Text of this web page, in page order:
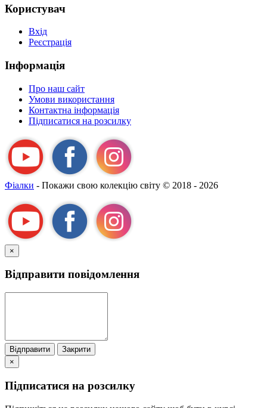
Давно
додані
За
назвою А-
Я
назвою Я-
Користувач
Вхід
Реєстрація
Інформація
Про наш сайт
Умови використання
Контактна інформація
Підписатися на розсилку
Фіалки - Покажи свою колекцію світу © 2018 - 2026
×
Відправити повідомлення
Відправити
Закрити
×
Підписатися на розсилку